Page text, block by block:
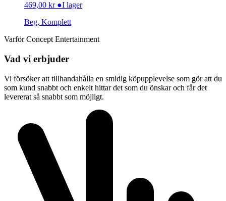
469,00 kr ●I lager
Beg, Komplett
Varför Concept Entertainment
Vad vi erbjuder
Vi försöker att tillhandahålla en smidig köpupplevelse som gör att du
som kund snabbt och enkelt hittar det som du önskar och får det
levererat så snabbt som möjligt.